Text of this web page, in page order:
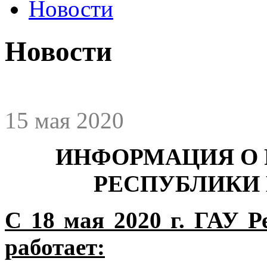
Новости
Новости
15 мая 2020
ИНФОРМАЦИЯ О
С 18 мая 2020 г. ГАУ
работает: